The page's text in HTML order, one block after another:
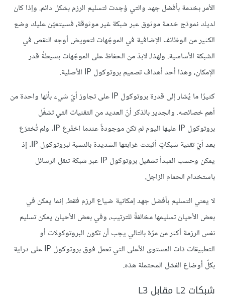
الأمر بخدمة بأفضل جهد والتي وُجدت لتسليم الرزم بشكل دائم. وإذا كان
لديك نموذج خدمة موثوق عبر شبكة غير موثوقة، فسيتعيّن عليك وضع
الكثير من الوظائف الإضافية في الموجّهات لتعويض أوجه النقص في
الشبكة الأساسية. ولهذا، لابدّ من الحفاظ على الموجّهات بسيطةً قدر
الإمكان، وهذا أحد أهداف تصميم بروتوكول IP الأصلية.
كثيرًا ما يُشار إلى قدرة بروتوكول IP على تجاوز أيّ شيء بأنها واحدة من
أهم خصائصه. والجدير بالذكر أنّ العديد من التقنيات التي تشغّل
بروتوكول IP عليها اليوم لم تكن موجودةً عندما اختُرِع IP. ولم تُخترَع
بعد أيّ تقنية شبكاتٍ أثبتت غرابتها الشديدة بالنسبة لبروتوكول IP. إذ
يمكن وحسب المبدأ تشغيل بروتوكول IP عبر شبكة تنقل الرسائل
باستخدام الحمام الزاجل.
لا يعني التسليم بأفضل جهد إمكانية ضياع الرزم فقط. إنما يمكن في
بعض الأحيان تسليمها مخالفةً للترتيب، وفي بعض الأحيان يمكن تسليم
نفس الرزمة أكثر من مرّة بالتالي يجب أن تكون البروتوكولات أو
التطبيقات ذات المستوى الأعلى التي تعمل فوق بروتوكول IP على دراية
بكلّ أوضاع الفشل المحتملة هذه.
شبكات L2 مقابل L3